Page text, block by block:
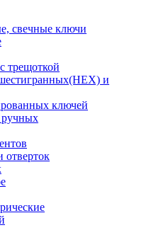
свечные ключи
трещоткой
и
ключей